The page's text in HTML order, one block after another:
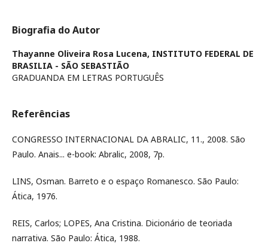
Biografia do Autor
Thayanne Oliveira Rosa Lucena, INSTITUTO FEDERAL DE
BRASILIA - SÃO SEBASTIÃO
GRADUANDA EM LETRAS PORTUGUÊS
Referências
CONGRESSO INTERNACIONAL DA ABRALIC, 11., 2008. São
Paulo. Anais... e-book: Abralic, 2008, 7p.
LINS, Osman. Barreto e o espaço Romanesco. São Paulo:
Ática, 1976.
REIS, Carlos; LOPES, Ana Cristina. Dicionário de teoriada
narrativa. São Paulo: Ática, 1988.